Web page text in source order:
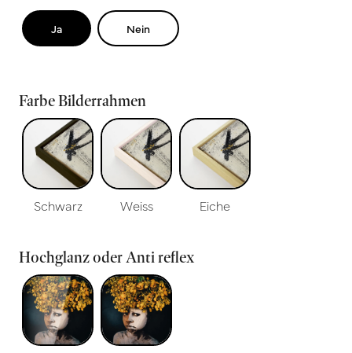
Ja Nein
Farbe Bilderrahmen
Schwarz Weiss Eiche
Hochglanz oder Anti reflex